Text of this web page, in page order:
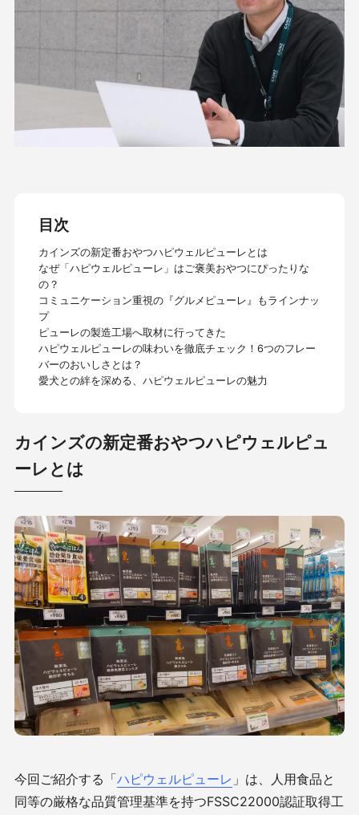
目次
カインズの新定番おやつハピウェルピューレとは
なぜ「ハピウェルピューレ」はご褒美おやつにぴったりな
の？
コミュニケーション重視の『グルメピューレ』もラインナッ
プ
ピューレの製造工場へ取材に行ってきた
ハピウェルピューレの味わいを徹底チェック！6つのフレー
バーのおいしさとは？
愛犬との絆を深める、ハピウェルピューレの魅力
カインズの新定番おやつハピウェルピュ
ーレとは
今回ご紹介する「ハピウェルピューレ 」は、人用食品と
同等の厳格な品質管理基準を持つFSSC22000認証取得工